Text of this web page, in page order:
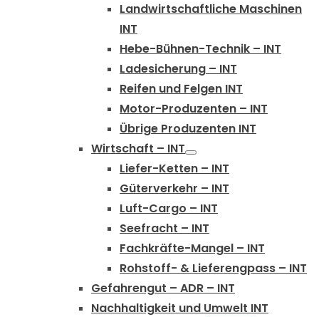
Landwirtschaftliche Maschinen
INT
Hebe-Bühnen-Technik – INT
Ladesicherung – INT
Reifen und Felgen INT
Motor-Produzenten – INT
Übrige Produzenten INT
Wirtschaft – INT
Liefer-Ketten – INT
Güterverkehr – INT
Luft-Cargo – INT
Seefracht – INT
Fachkräfte-Mangel – INT
Rohstoff- & Lieferengpass – INT
Gefahrengut – ADR – INT
Nachhaltigkeit und Umwelt INT